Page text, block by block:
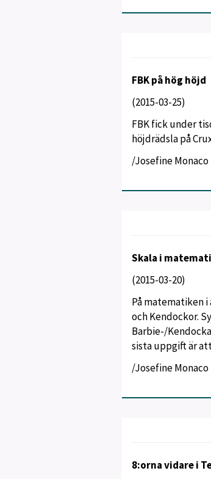
FBK på hög höjd
(2015-03-25)
FBK fick under
höjdrädsla på
/Josefine Monaco
Skala i
(2015-03-20)
På matematiken
och Kendockor.
Barbie-/
sista uppgift är
/Josefine Monaco
8:orna vidare i